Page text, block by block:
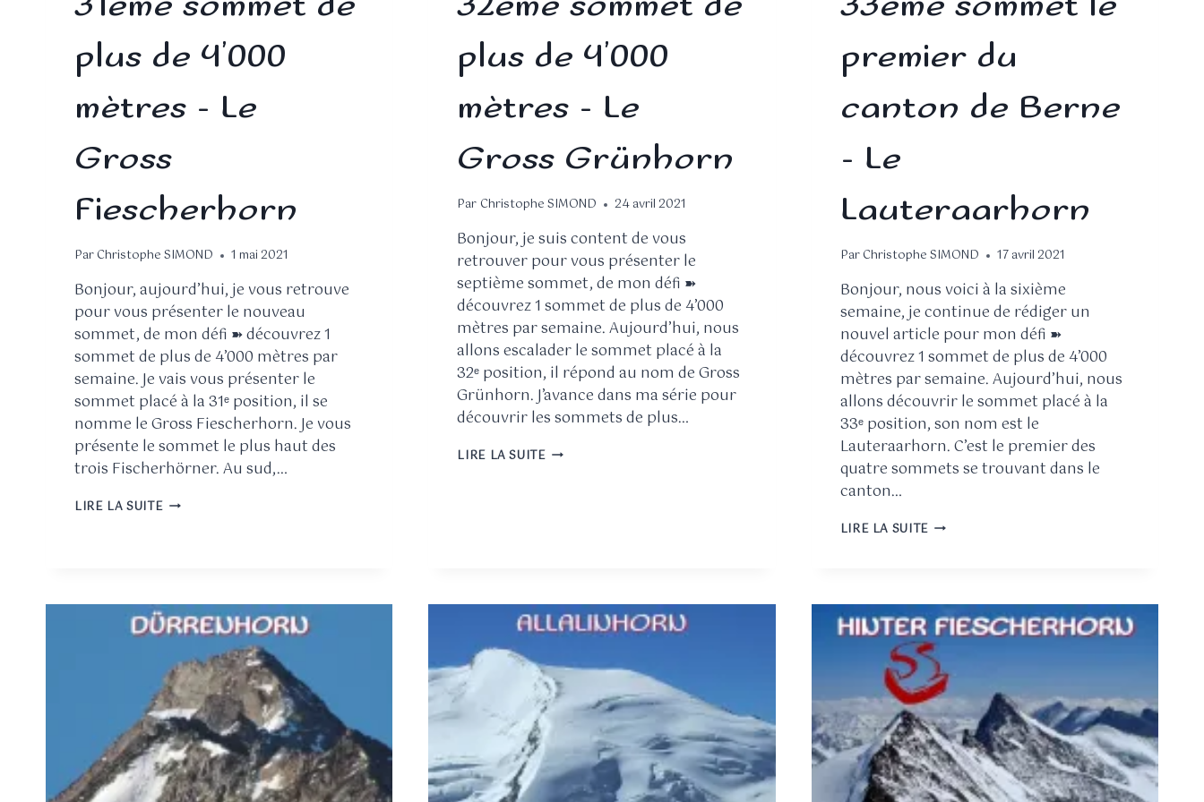
plus de 4’000
mètres – Le
Gross
Fiescherhorn
ParChristophe SIMOND 1 mai 2021
Bonjour, aujourd’hui, je vous retrouve
pour vous présenter le nouveau
sommet, de mon défi ➽ découvrez 1
sommet de plus de 4’000 mètres par
semaine. Je vais vous présenter le
sommet placé à la 31ᵉ position, il se
nomme le Gross Fiescherhorn. Je vous
présente le sommet le plus haut des
trois Fischerhörner. Au sud,…
LIRE LA SUITE
plus de 4’000
mètres – Le
Gross Grünhorn
Par Christophe SIMOND 24 avril 2021
Bonjour, je suis content de vous
retrouver pour vous présenter le
septième sommet, de mon défi ➽
découvrez 1 sommet de plus de 4’000
mètres par semaine. Aujourd’hui, nous
allons escalader le sommet placé à la
32ᵉ position, il répond au nom de Gross
Grünhorn. J’avance dans ma série pour
découvrir les sommets de plus…
LIRE LA SUITE
premier du
canton de Berne
– Le
Lauteraarhorn
Par Christophe SIMOND 17 avril 2021
Bonjour, nous voici à la sixième
semaine, je continue de rédiger un
nouvel article pour mon défi ➽
découvrez 1 sommet de plus de 4’000
mètres par semaine. Aujourd’hui, nous
allons découvrir le sommet placé à la
33ᵉ position, son nom est le
Lauteraarhorn. C’est le premier des
quatre sommets se trouvant dans le
canton…
LIRE LA SUITE